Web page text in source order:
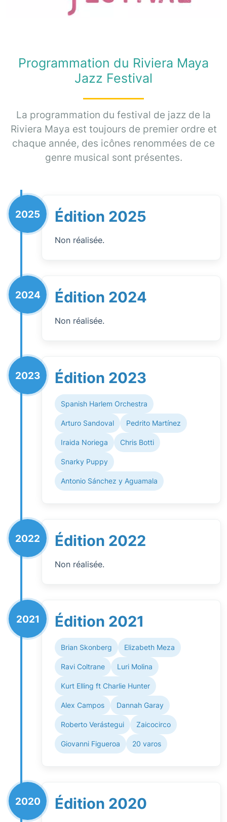
Programmation du Riviera Maya
Jazz Festival
La programmation du festival de jazz de la
Riviera Maya est toujours de premier ordre et
chaque année, des icônes renommées de ce
genre musical sont présentes.
2025 Édition 2025
Non réalisée.
2024 Édition 2024
Non réalisée.
2023 Édition 2023
Spanish Harlem Orchestra
Arturo Sandoval Pedrito Martínez
Iraida Noriega Chris Botti
Snarky Puppy
Antonio Sánchez y Aguamala
2022 Édition 2022
Non réalisée.
2021 Édition 2021
Brian Skonberg Elizabeth Meza
Ravi Coltrane Luri Molina
Kurt Elling ft Charlie Hunter
Alex Campos Dannah Garay
Roberto Verástegui Zaicocirco
Giovanni Figueroa 20 varos
2020 Édition 2020